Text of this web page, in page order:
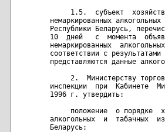
1.5.  субъект
немаркированных
Республики Беларусь,
10  дней   с  момента
немаркированных
соответствии с
представляются данные
2.  Министерству
инспекции  при  Кабинете
1996 г. утвердить:
положение  о порядке
алкогольных  и  табачных
Беларусь;